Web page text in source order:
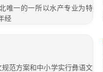
唯一的一所以水产专业为特
经
范方案和中小学实行彝语文